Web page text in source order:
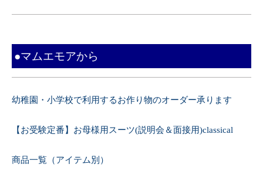
●マムエモアから
幼稚園・小学校で利用するお作り物のオーダー承ります
【お受験定番】お母様用スーツ(説明会＆面接用)classical
商品一覧（アイテム別）